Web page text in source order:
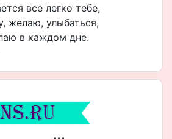
все легко тебе,
желаю, улыбаться,
в каждом дне.